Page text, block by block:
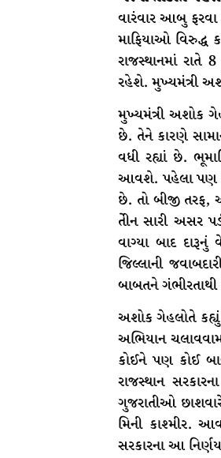
વારંવાર આબુ ફરવા
માફિયાઓ વિરુદ્ધ
રાજસ્થાનમાં રાતે
રહેશે. મુખ્યમંત્રી
મુખ્યમંત્રી અશોક
છે. તેને કારણે
વધી રહ્યાં છે.
આવશે. પહેલા પણ
છે. તો બીજી તરફ,
તેીન સારી અસર
વાગ્યા બાદ
જિલ્લાની
બાબતને
અશોક ગેહલોતે કહ્યું
અભિયાન
કોઈને પણ કોઈ
રાજસ્થાન
ગુજરાતીઓ
મિની કાશ્મીર.
સરકારના આ